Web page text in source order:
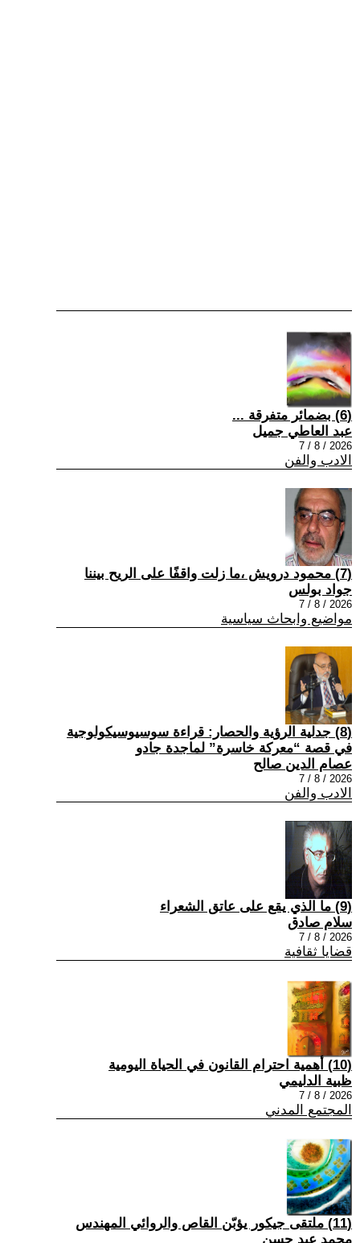
(6) بضمائر متفرقة ...
عبد العاطي جميل
2026 / 8 / 7
الادب والفن
(7) محمود درويش ،ما زلت واقفًا على الريح بيننا
جواد بولس
2026 / 8 / 7
مواضيع وابحاث سياسية
(8) جدلية الرؤية والحصار: قراءة سوسيوسيكولوجية
في قصة “معركة خاسرة” لماجدة جادو
عصام الدين صالح
2026 / 8 / 7
الادب والفن
(9) ما الذي يقع على عاتق الشعراء
سلام صادق
2026 / 8 / 7
قضايا ثقافية
(10) أهمية احترام القانون في الحياة اليومية
ظبية الدليمي
2026 / 8 / 7
المجتمع المدني
(11) ملتقى جيكور يؤبّن القاص والروائي المهندس
محمد عبد حسن